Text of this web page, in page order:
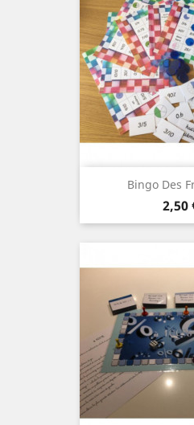
Bingo Des
Prix
2,50